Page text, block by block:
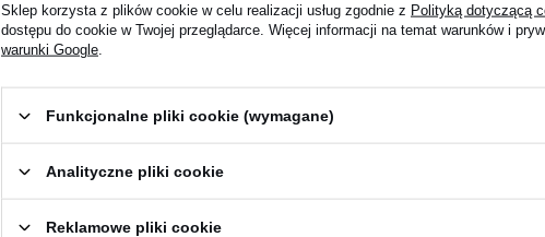
Sklep korzysta z plików cookie w celu realizacji usług zgodnie z Polityką dotyczącą
dostępu do cookie w Twojej przeglądarce. Więcej informacji na temat warunków i
warunki Google
Funkcjonalne pliki cookie (wymagane)
Analityczne pliki cookie
Reklamowe pliki cookie